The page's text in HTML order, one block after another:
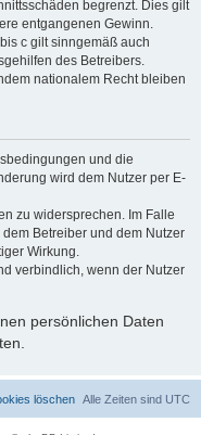
begrenzt. Dies gilt
entgangenen Gewinn.
c gilt sinngemäß auch
des Betreibers.
nationalem Recht bleiben
und die
wird dem Nutzer per E-
zu widersprechen. Im Falle
Betreiber und dem Nutzer
Wirkung.
verbindlich, wenn der Nutzer
persönlichen Daten
Alle Zeiten sind UTC
löschen